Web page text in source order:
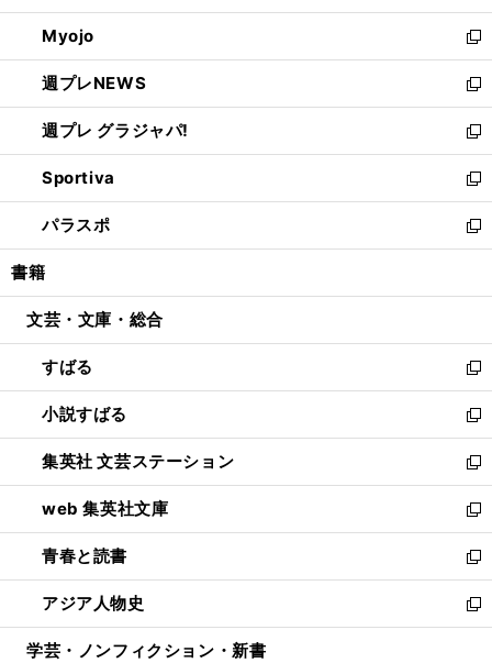
開
く
ウ
で
開
く
ン
ド
ウ
で
開
く
ウ
ィ
ン
ド
ウ
で
開
く
Myojo
新
し
い
ウ
ィ
ン
ド
ウ
で
開
週プレNEWS
新
し
い
ウ
ィ
ン
ド
ウ
開
週プレ グラジャパ!
新
し
い
ウ
ィ
ン
ウ
開
く
Sportiva
新
し
い
ウ
ン
ウ
で
開
く
パラスポ
新
し
ウ
ン
ド
ウ
で
開
く
書籍
文芸・文庫・総合
すばる
新
し
い
ウ
ィ
ン
ド
ウ
で
開
く
小説すばる
新
し
い
ウ
ィ
ン
ド
ウ
で
開
集英社 文芸ステーション
新
し
い
ウ
ィ
ン
ド
ウ
web 集英社文庫
新
し
い
ウ
ィ
ン
青春と読書
新
し
い
ウ
アジア人物史
新
し
学芸・ノンフィクション・新書